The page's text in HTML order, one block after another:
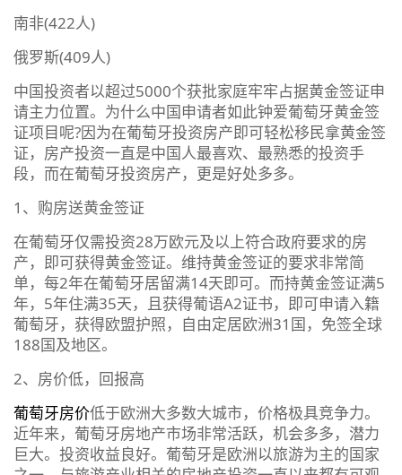
南非(422人)
俄罗斯(409人)
中国投资者以超过5000个获批家庭牢牢占据黄金签证申
请主力位置。为什么中国申请者如此钟爱葡萄牙黄金签
证项目呢?因为在葡萄牙投资房产即可轻松移民拿黄金签
证，房产投资一直是中国人最喜欢、最熟悉的投资手
段，而在葡萄牙投资房产，更是好处多多。
1、购房送黄金签证
在葡萄牙仅需投资28万欧元及以上符合政府要求的房
产，即可获得黄金签证。维持黄金签证的要求非常简
单，每2年在葡萄牙居留满14天即可。而持黄金签证满5
年，5年住满35天，且获得葡语A2证书，即可申请入籍
葡萄牙，获得欧盟护照，自由定居欧洲31国，免签全球
188国及地区。
2、房价低，回报高
葡萄牙房价低于欧洲大多数大城市，价格极具竞争力。
近年来，葡萄牙房地产市场非常活跃，机会多多，潜力
巨大。投资收益良好。葡萄牙是欧洲以旅游为主的国家